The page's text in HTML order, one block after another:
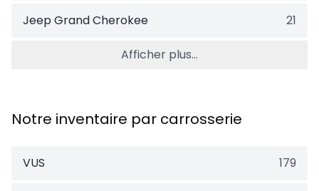
Jeep Grand Cherokee 21
Afficher plus...
Notre inventaire par carrosserie
VUS 179